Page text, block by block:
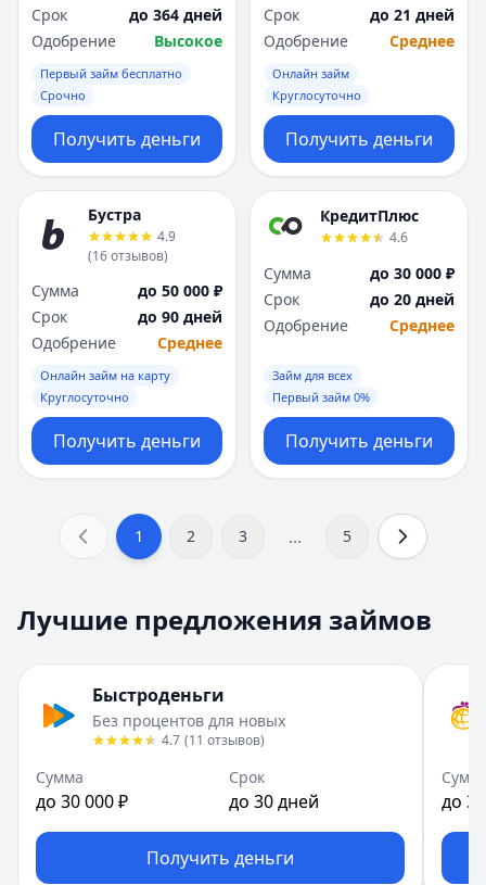
Срок
до 364 дней
Одобрение
Высокое
Первый займ бесплатно
Срочно
Получить деньги
Срок
до 21 дней
Одобрение
Среднее
Онлайн займ
Круглосуточно
Получить деньги
Бустра
4.9
(16отзывов)
Сумма
до 50 000 ₽
Срок
до 90 дней
Одобрение
Среднее
Онлайн займ на карту
Круглосуточно
Получить деньги
КредитПлюс
4.6
Сумма
до 30 000 ₽
Срок
до 20 дней
Одобрение
Среднее
Займ для всех
Первый займ 0%
Получить деньги
1 2 3 ... 5
Лучшие предложения займов
Быстроденьги
Без процентов для новых
4.7 (11 отзывов)
Сумма
до 30 000 ₽
Срок
до 30 дней
Получить деньги
до